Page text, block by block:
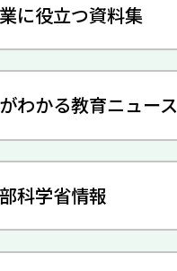
に役立つ資料集
わかる教育ニュース
科学省情報